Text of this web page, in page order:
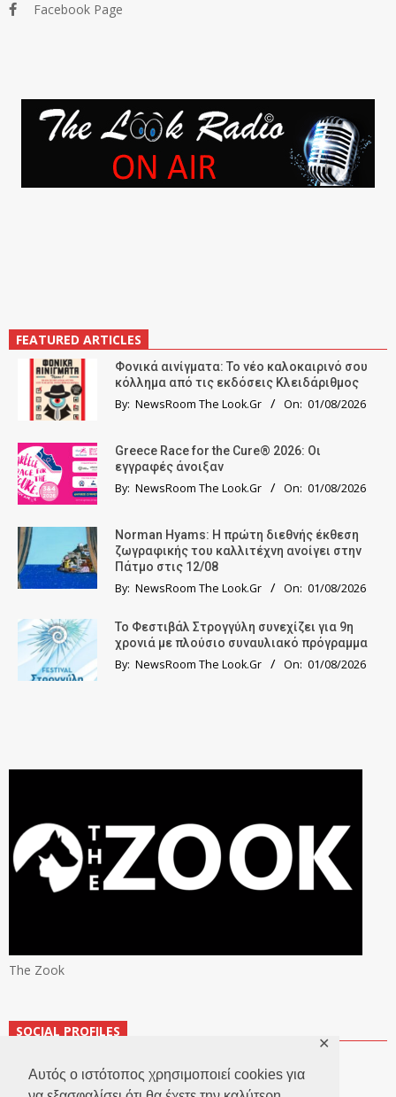
Αυτός ο ιστότοπος χρησιμοποιεί cookies για
✕
Facebook Page
FEATURED ARTICLES
Φονικά αινίγματα: Το νέο καλοκαιρινό σου
κόλλημα από τις εκδόσεις Κλειδάριθμος
By: NewsRoom The Look.Gr On: 01/08/2026
Greece Race for the Cure® 2026: Οι
εγγραφές άνοιξαν
By: NewsRoom The Look.Gr On: 01/08/2026
Norman Hyams: Η πρώτη διεθνής έκθεση
ζωγραφικής του καλλιτέχνη ανοίγει στην
Πάτμο στις 12/08
By: NewsRoom The Look.Gr On: 01/08/2026
Το Φεστιβάλ Στρογγύλη συνεχίζει για 9η
χρονιά με πλούσιο συναυλιακό πρόγραμμα
By: NewsRoom The Look.Gr On: 01/08/2026
The Zook
SOCIAL PROFILES